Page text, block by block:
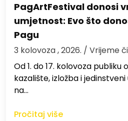
PagArtFestival donosi
umjetnost: Evo što
Pagu
3 kolovoza , 2026. / Vrijeme
Od 1. do 17. kolovoza
kazalište, izložba i
na…
Pročitaj više